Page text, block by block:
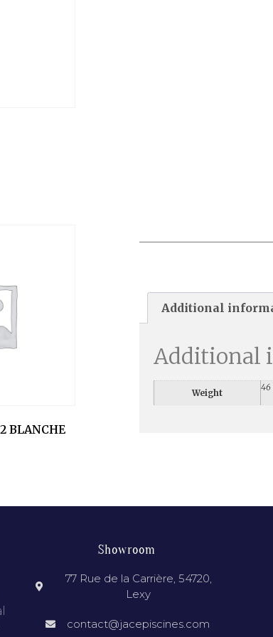
BLANCHE
Additional
Additional
Weight
46
Showroom
77 Rue de la Carrière, 54720,
Lexy
contact@jacepiscines.com